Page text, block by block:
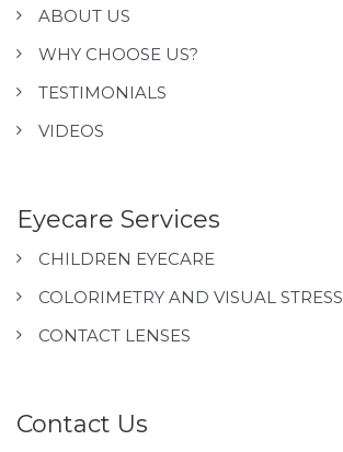
ABOUT US
WHY CHOOSE US?
TESTIMONIALS
VIDEOS
Eyecare Services
CHILDREN EYECARE
COLORIMETRY AND VISUAL STRESS
CONTACT LENSES
Contact Us